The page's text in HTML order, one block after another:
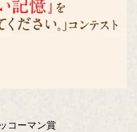
コーマン賞